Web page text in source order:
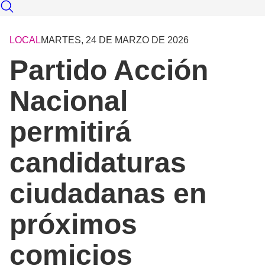
LOCALMARTES, 24 DE MARZO DE 2026
Partido Acción
Nacional
permitirá
candidaturas
ciudadanas en
próximos
comicios